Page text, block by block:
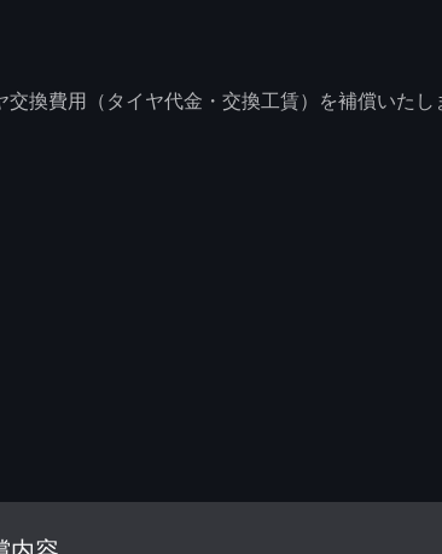
換費用（タイヤ代金・交換工賃）を補償いたし